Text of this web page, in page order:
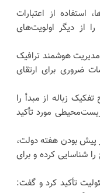
استفاده از اعتبارات
از دیگر اولویت‌های
هوشمند ترافیک
ضروری برای ارتقای
زباله از مبدأ را
مورد تأکید
پیش بودن هفته دولت،
شناسایی کرده و برای
تأکید کرد و گفت: